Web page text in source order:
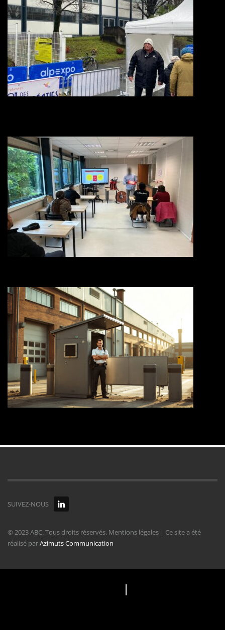
SUIVEZ-NOUS
© 2023 ABC. Tous droits réservés. Mentions légales | Ce site a été
réalisé parAzimuts Communication
|